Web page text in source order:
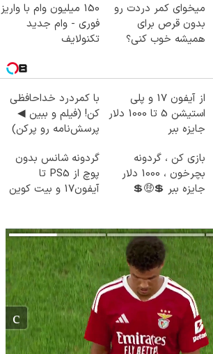
میخوای کمر دردت رو
بدون قرص برای
همیشه خوب کنی؟
150 میلیون وام با واریز
فوری - وام جدید
تکنولایف
از آیفون 17 و پلی
استیشن 5 تا 1000 دلار
جایزه ببر
با کمردرد خداحافظی
کن! (فیلم و ببین ◀
پرسش‌نامه رو پرکن)
بازی کن ، گردونه
بچرخون ، 1000 دلار
جایزه ببر 💲🤑💲
گردونه شانس بدون
پوچ از PS5 تا
آیفون17 و بیت کوین